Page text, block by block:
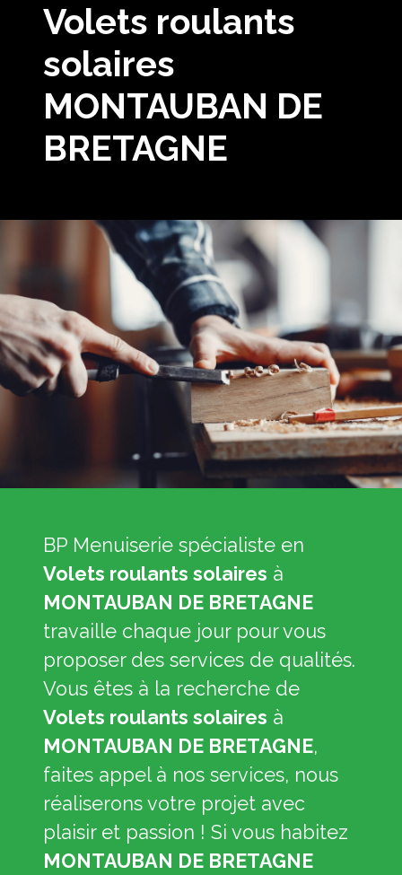
Volets roulants
solaires
MONTAUBAN DE
BRETAGNE
BP Menuiserie spécialiste en
Volets roulants solaires à
MONTAUBAN DE BRETAGNE
travaille chaque jour pour vous
proposer des services de qualités.
Vous êtes à la recherche de
Volets roulants solaires à
MONTAUBAN DE BRETAGNE,
faites appel à nos services, nous
réaliserons votre projet avec
plaisir et passion ! Si vous habitez
MONTAUBAN DE BRETAGNE